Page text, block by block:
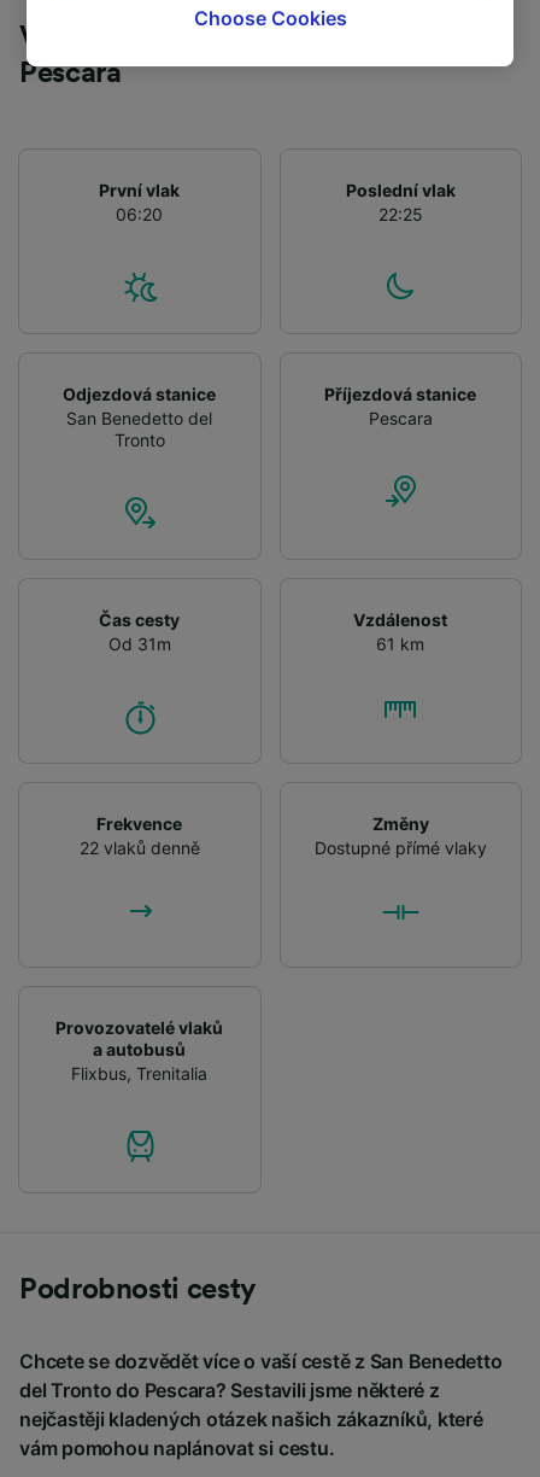
Vlaky z San Benedetto del Tronto do
Pescara
První vlak
06:20
Poslední vlak
22:25
Odjezdová stanice
San Benedetto del
Tronto
Příjezdová stanice
Pescara
Čas cesty
Od 31m
Vzdálenost
61 km
Frekvence
22 vlaků denně
Změny
Dostupné přímé vlaky
Provozovatelé vlaků
a autobusů
Flixbus,Trenitalia
Podrobnosti cesty
Chcete se dozvědět více o vaší cestě z San Benedetto
del Tronto do Pescara? Sestavili jsme některé z
nejčastěji kladených otázek našich zákazníků, které
vám pomohou naplánovat si cestu.
browsing data. Your data will not be used for
track you.
Use precise geolocation data. Actively scan
and/or access information on a device.
Personalised advertising and content,
audience research and services development.
Choose Cookies